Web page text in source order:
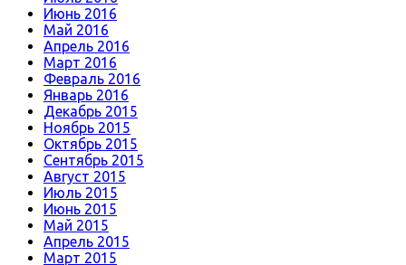
Июнь 2016
Май 2016
Апрель 2016
Март 2016
Февраль 2016
Январь 2016
Декабрь 2015
Ноябрь 2015
Октябрь 2015
Сентябрь 2015
Август 2015
Июль 2015
Июнь 2015
Май 2015
Апрель 2015
Март 2015